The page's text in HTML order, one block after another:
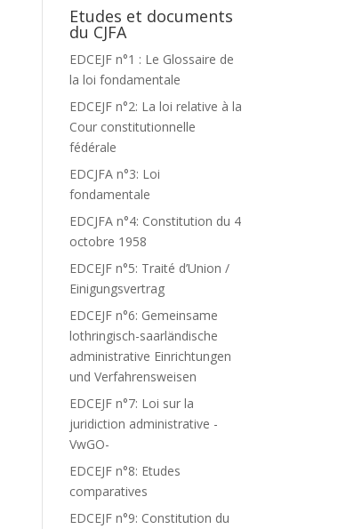
Etudes et documents
du CJFA
EDCEJF n°1 : Le Glossaire de
la loi fondamentale
EDCEJF n°2: La loi relative à la
Cour constitutionnelle
fédérale
EDCJFA n°3: Loi
fondamentale
EDCJFA n°4: Constitution du 4
octobre 1958
EDCEJF n°5: Traité d’Union /
Einigungsvertrag
EDCEJF n°6: Gemeinsame
lothringisch-saarländische
administrative Einrichtungen
und Verfahrensweisen
EDCEJF n°7: Loi sur la
juridiction administrative -
VwGO-
EDCEJF n°8: Etudes
comparatives
EDCEJF n°9: Constitution du